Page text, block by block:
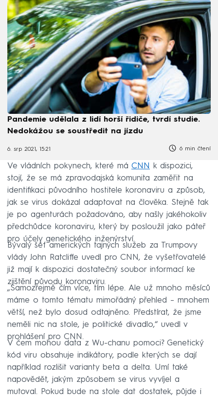
Pandemie udělala z lidí horší řidiče, tvrdí studie.
Nedokážou se soustředit na jízdu
6. srp 2021, 15:21 6 min čtení
Ve vládních pokynech, které má CNN
k dispozici,
stojí, že se má zpravodajská komunita zaměřit na
identifikaci původního hostitele koronaviru a způsob,
jak se virus dokázal adaptovat na člověka. Stejně tak
je po agenturách požadováno, aby našly jakéhokoliv
předchůdce koronaviru, který by posloužil jako páteř
pro účely genetického inženýrství.
Bývalý šéf amerických tajných služeb za Trumpovy
vlády John Ratcliffe uvedl pro CNN, že vyšetřovatelé
již mají k dispozici dostatečný soubor informací ke
zjištění původu koronaviru.
„Samozřejmě čím více, tím lépe. Ale už mnoho měsíců
máme o tomto tématu mimořádný přehled – mnohem
větší, než bylo dosud odtajněno. Předstírat, že jsme
neměli nic na stole, je politické divadlo,“ uvedl v
prohlášení pro CNN.
V čem mohou data z Wu-chanu pomoci? Genetický
kód viru obsahuje indikátory, podle kterých se dají
například rozlišit varianty beta a delta. Umí také
napovědět, jakým způsobem se virus vyvíjel a
mutoval. Pokud bude na stole dat dostatek, půjde i